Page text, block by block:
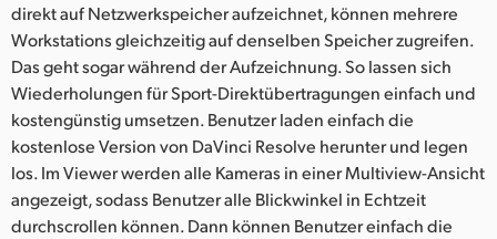
direkt auf Netzwerkspeicher aufzeichnet, können mehrere
Workstations gleichzeitig auf denselben Speicher zugreifen.
Das geht sogar während der Aufzeichnung. So lassen sich
Wiederholungen für Sport-Direktübertragungen einfach und
kostengünstig umsetzen. Benutzer laden einfach die
kostenlose Version von DaVinci Resolve herunter und legen
los. Im Viewer werden alle Kameras in einer Multiview-Ansicht
angezeigt, sodass Benutzer alle Blickwinkel in Echtzeit
durchscrollen können. Dann können Benutzer einfach die